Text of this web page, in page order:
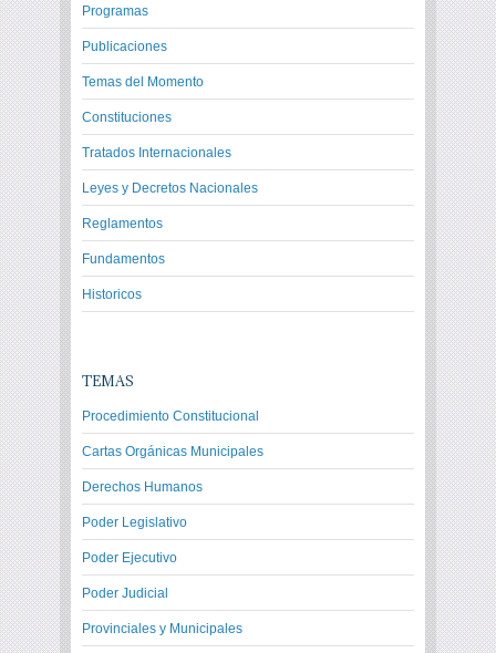
Programas
Publicaciones
Temas del Momento
Constituciones
Tratados Internacionales
Leyes y Decretos Nacionales
Reglamentos
Fundamentos
Historicos
TEMAS
Procedimiento Constitucional
Cartas Orgánicas Municipales
Derechos Humanos
Poder Legislativo
Poder Ejecutivo
Poder Judicial
Provinciales y Municipales